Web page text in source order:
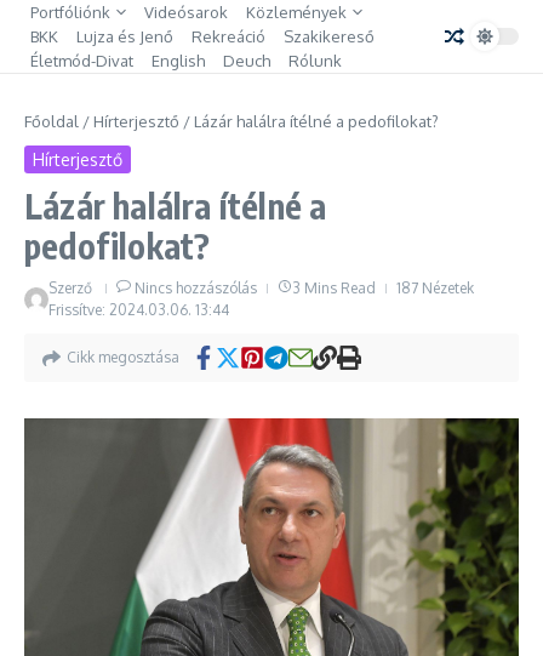
Ugrás a tartalomhoz
Portfóliónk Videósarok
Közlemények
BKK
Lujza és Jenő Rekreáció
Szakikereső
Életmód-Divat
English Deuch Rólunk
Főoldal / Hírterjesztő / Lázár halálra ítélné a pedofilokat?
Hírterjesztő
Lázár halálra ítélné a
pedofilokat?
Szerző Nincs hozzászólás 3 Mins Read
187 Nézetek
Frissítve: 2024.03.06. 13:44
Cikk megosztása